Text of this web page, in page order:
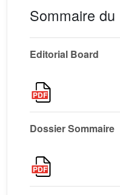
Sommaire du
Editorial Board
Dossier Sommaire